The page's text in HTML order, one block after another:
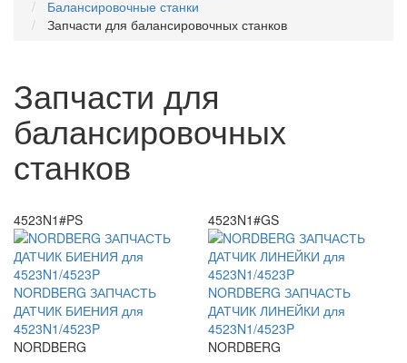
Балансировочные станки
Запчасти для балансировочных станков
Запчасти для
балансировочных
станков
4523N1#PS
NORDBERG ЗАПЧАСТЬ
ДАТЧИК БИЕНИЯ для
4523N1/4523P
NORDBERG
4523N1#GS
NORDBERG ЗАПЧАСТЬ
ДАТЧИК ЛИНЕЙКИ для
4523N1/4523P
NORDBERG